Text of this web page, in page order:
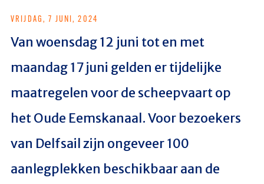
VRIJDAG, 7 JUNI, 2024
Van woensdag 12 juni tot en met
maandag 17 juni gelden er tijdelijke
maatregelen voor de scheepvaart op
het Oude Eemskanaal. Voor bezoekers
van Delfsail zijn ongeveer 100
aanlegplekken beschikbaar aan de